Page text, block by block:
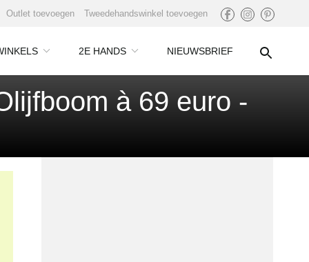
Outlet toevoegen Tweedehandswinkel toevoegen
2E HANDS NIEUWSBRIEF
à 69 euro -